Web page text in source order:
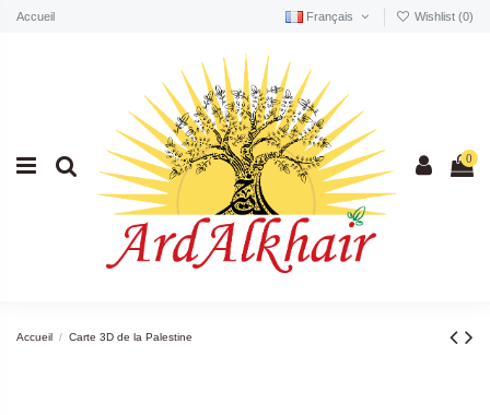
Accueil Français Wishlist (0)
0
Accueil Carte 3D de la Palestine